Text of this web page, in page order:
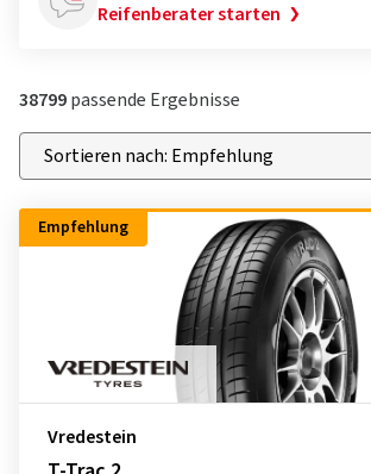
Reifenberater starten
38799passende Ergebnisse
Empfehlung
Vredestein